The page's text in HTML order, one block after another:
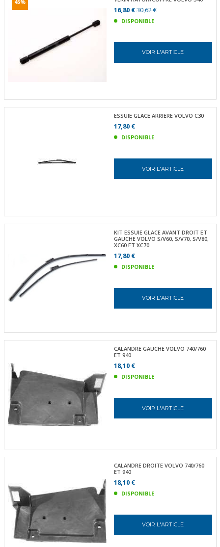
45%
16,80 €30,62 €
DISPONIBLE
VOIR L'ARTICLE
ESSUIE GLACE ARRIERE VOLVO C30
17,80 €
DISPONIBLE
VOIR L'ARTICLE
KIT ESSUIE GLACE AVANT DROIT ET
GAUCHE VOLVO S/V60, S/V70, S/V80,
XC60 ET XC70
17,80 €
DISPONIBLE
VOIR L'ARTICLE
CALANDRE GAUCHE VOLVO 740/760
ET 940
18,10 €
DISPONIBLE
VOIR L'ARTICLE
CALANDRE DROITE VOLVO 740/760
ET 940
18,10 €
DISPONIBLE
VOIR L'ARTICLE